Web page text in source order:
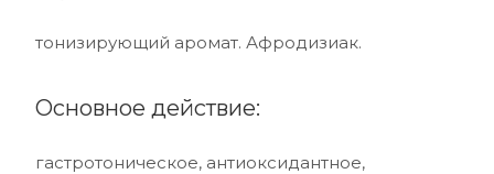
тонизирующий аромат. Афродизиак.
Основное действие:
гастротоническое, антиоксидантное,